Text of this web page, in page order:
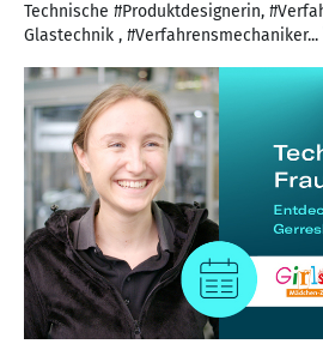
Technische #Produktdesignerin,
Glastechnik , #Verfahrensmechaniker...